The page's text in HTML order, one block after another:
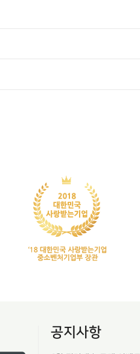
공지사항